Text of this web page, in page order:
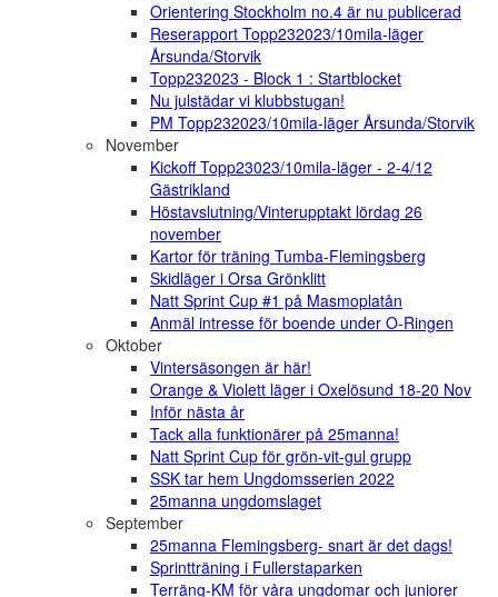
Orientering Stockholm no.4 är nu publicerad
Reserapport Topp232023/10mila-läger
Årsunda/Storvik
Topp232023 - Block 1 : Startblocket
Nu julstädar vi klubbstugan!
PM Topp232023/10mila-läger Årsunda/Storvik
November
Kickoff Topp23023/10mila-läger - 2-4/12
Gästrikland
Höstavslutning/Vinterupptakt lördag 26
november
Kartor för träning Tumba-Flemingsberg
Skidläger i Orsa Grönklitt
Natt Sprint Cup #1 på Masmoplatån
Anmäl intresse för boende under O-Ringen
Oktober
Vintersäsongen är här!
Orange & Violett läger i Oxelösund 18-20 Nov
Inför nästa år
Tack alla funktionärer på 25manna!
Natt Sprint Cup för grön-vit-gul grupp
SSK tar hem Ungdomsserien 2022
25manna ungdomslaget
September
25manna Flemingsberg- snart är det dags!
Sprintträning i Fullerstaparken
Terräng-KM för våra ungdomar och juniorer